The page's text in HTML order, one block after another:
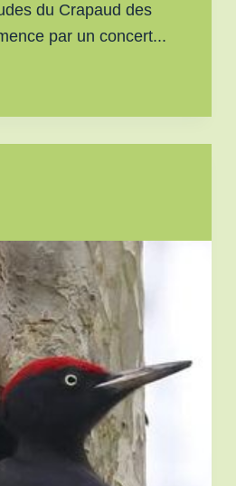
du Crapaud des
par un concert...